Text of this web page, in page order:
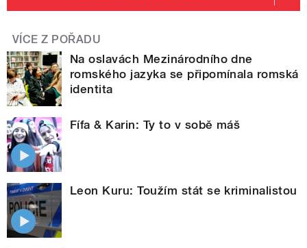
VÍCE Z POŘADU
Na oslavách Mezinárodního dne
romského jazyka se připomínala romská
identita
Fífa & Karin: Ty to v sobě máš
Leon Kuru: Toužím stát se kriminalistou